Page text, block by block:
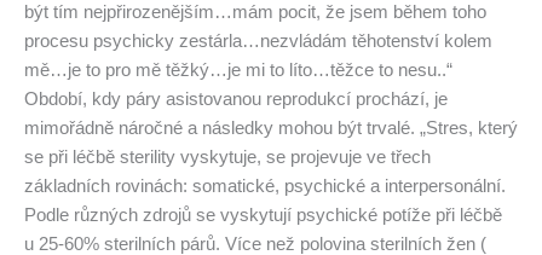
být tím nejpřirozenějším…mám pocit, že jsem během toho
procesu psychicky zestárla…nezvládám těhotenství kolem
mě…je to pro mě těžký…je mi to líto…těžce to nesu..“
Období, kdy páry asistovanou reprodukcí prochází, je
mimořádně náročné a následky mohou být trvalé. „Stres, který
se při léčbě sterility vyskytuje, se projevuje ve třech
základních rovinách: somatické, psychické a interpersonální.
Podle různých zdrojů se vyskytují psychické potíže při léčbě
u 25-60% sterilních párů. Více než polovina sterilních žen (